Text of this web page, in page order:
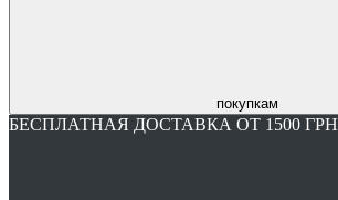
покупкам
БЕСПЛАТНАЯ ДОСТАВКА ОТ 1500 ГРН